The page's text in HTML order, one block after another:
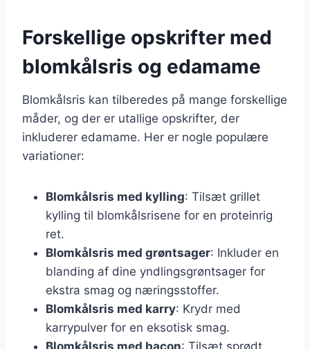
Forskellige opskrifter med
blomkålsris og edamame
Blomkålsris kan tilberedes på mange forskellige
måder, og der er utallige opskrifter, der
inkluderer edamame. Her er nogle populære
variationer:
Blomkålsris med kylling: Tilsæt grillet
kylling til blomkålsrisene for en proteinrig
ret.
Blomkålsris med grøntsager: Inkluder en
blanding af dine yndlingsgrøntsager for
ekstra smag og næringsstoffer.
Blomkålsris med karry: Krydr med
karrypulver for en eksotisk smag.
Blomkålsris med bacon: Tilsæt sprødt